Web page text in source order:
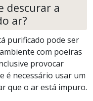
descurar a
ar?
purificado pode ser
com poeiras
provocar
é necessário usar um
que o ar está impuro.